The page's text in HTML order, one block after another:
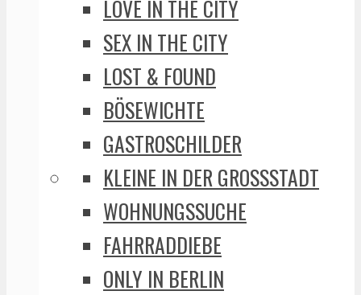
LOVE IN THE CITY
SEX IN THE CITY
LOST & FOUND
BÖSEWICHTE
GASTROSCHILDER
KLEINE IN DER GROSSSTADT
WOHNUNGSSUCHE
FAHRRADDIEBE
ONLY IN BERLIN